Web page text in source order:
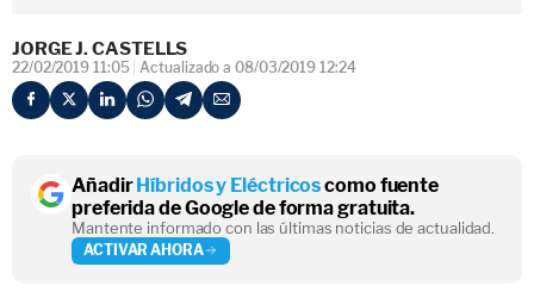
JORGE J. CASTELLS
22/02/2019 11:05 Actualizado a 08/03/2019 12:24
AñadirHíbridos y Eléctricoscomo fuente
preferida de Google de forma gratuita.
Mantente informado con las últimas noticias de actualidad.
ACTIVAR AHORA